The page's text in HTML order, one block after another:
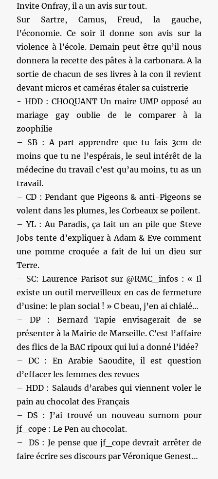
Invite Onfray, il a un avis sur tout.
Sur Sartre, Camus, Freud, la gauche,
l’économie. Ce soir il donne son avis sur la
violence à l’école. Demain peut être qu’il nous
donnera la recette des pâtes à la carbonara. A la
sortie de chacun de ses livres à la con il revient
devant micros et caméras étaler sa cuistrerie
‎- HDD‎ : CHOQUANT Un maire UMP opposé au
mariage gay oublie de le comparer à la
zoophilie
– SB : A part apprendre que tu fais 3cm de
moins que tu ne l’espérais, le seul intérêt de la
médecine du travail c’est qu’au moins, tu as un
travail.
– CD : Pendant que Pigeons & anti-Pigeons se
volent dans les plumes, les Corbeaux se poilent.
– YL : Au Paradis, ça fait un an pile que Steve
Jobs tente d’expliquer à Adam & Eve comment
une pomme croquée a fait de lui un dieu sur
Terre.
– SC: Laurence Parisot sur @RMC_infos : « Il
existe un outil merveilleux en cas de fermeture
d’usine: le plan social ! » C beau, j’en ai chialé…
– DP : Bernard Tapie envisagerait de se
présenter à la Mairie de Marseille. C’est l’affaire
des flics de la BAC ripoux qui lui a donné l’idée?
– DC : En Arabie Saoudite, il est question
d’effacer les femmes des revues
– HDD : Salauds d’arabes qui viennent voler le
pain au chocolat des Français
– DS : J’ai trouvé un nouveau surnom pour
jf_cope : Le Pen au chocolat.
– DS : Je pense que jf_cope devrait arrêter de
faire écrire ses discours par Véronique Genest…